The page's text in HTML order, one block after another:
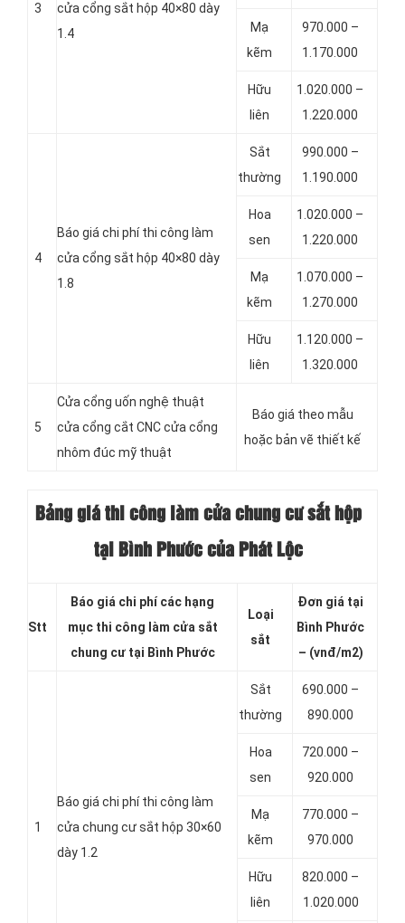
3
cửa cổng sắt hộp 40×80 dày
1.4
Mạ
kẽm
970.000 –
1.170.000
Hữu
liên
1.020.000 –
1.220.000
4
Báo giá chi phí thi công làm
cửa cổng sắt hộp 40×80 dày
1.8
Sắt
thường
990.000 –
1.190.000
Hoa
sen
1.020.000 –
1.220.000
Mạ
kẽm
1.070.000 –
1.270.000
Hữu
liên
1.120.000 –
1.320.000
5
Cửa cổng uốn nghệ thuật
cửa cổng cắt CNC cửa cổng
nhôm đúc mỹ thuật
Báo giá theo mẫu
hoặc bản vẽ thiết kế
Bảng giá thi công làm cửa chung cư sắt hộp
tại Bình Phước của Phát Lộc
Stt
Báo giá chi phí các hạng
mục thi công làm cửa sắt
chung cư tại Bình Phước
Loại
sắt
Đơn giá tại
Bình Phước
– (vnđ/m2)
1
Báo giá chi phí thi công làm
cửa chung cư sắt hộp 30×60
dày 1.2
Sắt
thường
690.000 –
890.000
Hoa
sen
720.000 –
920.000
Mạ
kẽm
770.000 –
970.000
Hữu
liên
820.000 –
1.020.000